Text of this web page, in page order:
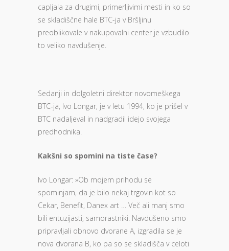
capljala za drugimi, primerljivimi mesti in ko so
se skladiščne hale BTC-ja v Bršljinu
preoblikovale v nakupovalni center je vzbudilo
to veliko navdušenje.
Sedanji in dolgoletni direktor novomeškega
BTC-ja, Ivo Longar, je v letu 1994, ko je prišel v
BTC nadaljeval in nadgradil idejo svojega
predhodnika.
Kakšni so spomini na tiste čase?
Ivo Longar: »Ob mojem prihodu se
spominjam, da je bilo nekaj trgovin kot so
Cekar, Benefit, Danex art … Več ali manj smo
bili entuzijasti, samorastniki. Navdušeno smo
pripravljali obnovo dvorane A, izgradila se je
nova dvorana B, ko pa so se skladišča v celoti